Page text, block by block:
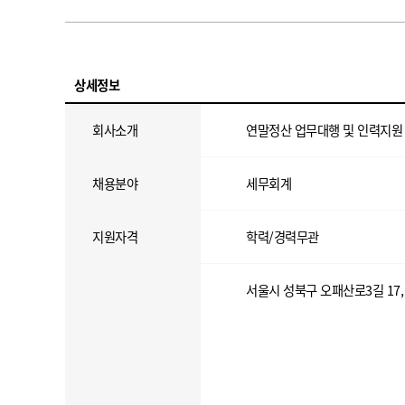
상세정보
회사소개 연말정산 업무대행 및 인력지원
채용분야 세무회계
지원자격 학력/경력무관
서울시 성북구 오패산로3길